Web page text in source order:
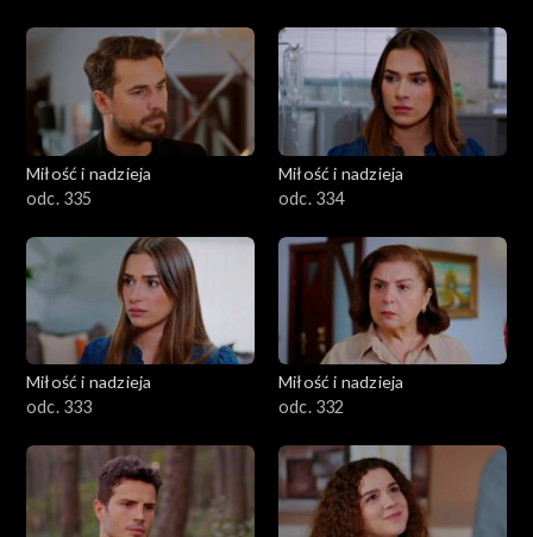
Miłość i nadzieja
odc. 335
Miłość i nadzieja
odc. 334
Miłość i nadzieja
odc. 333
Miłość i nadzieja
odc. 332